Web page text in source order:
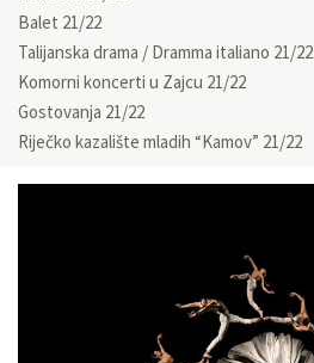
Balet 21/22
Talijanska drama / Dramma italiano 21/22
Komorni koncerti u Zajcu 21/22
Gostovanja 21/22
Riječko kazalište mladih “Kamov” 21/22